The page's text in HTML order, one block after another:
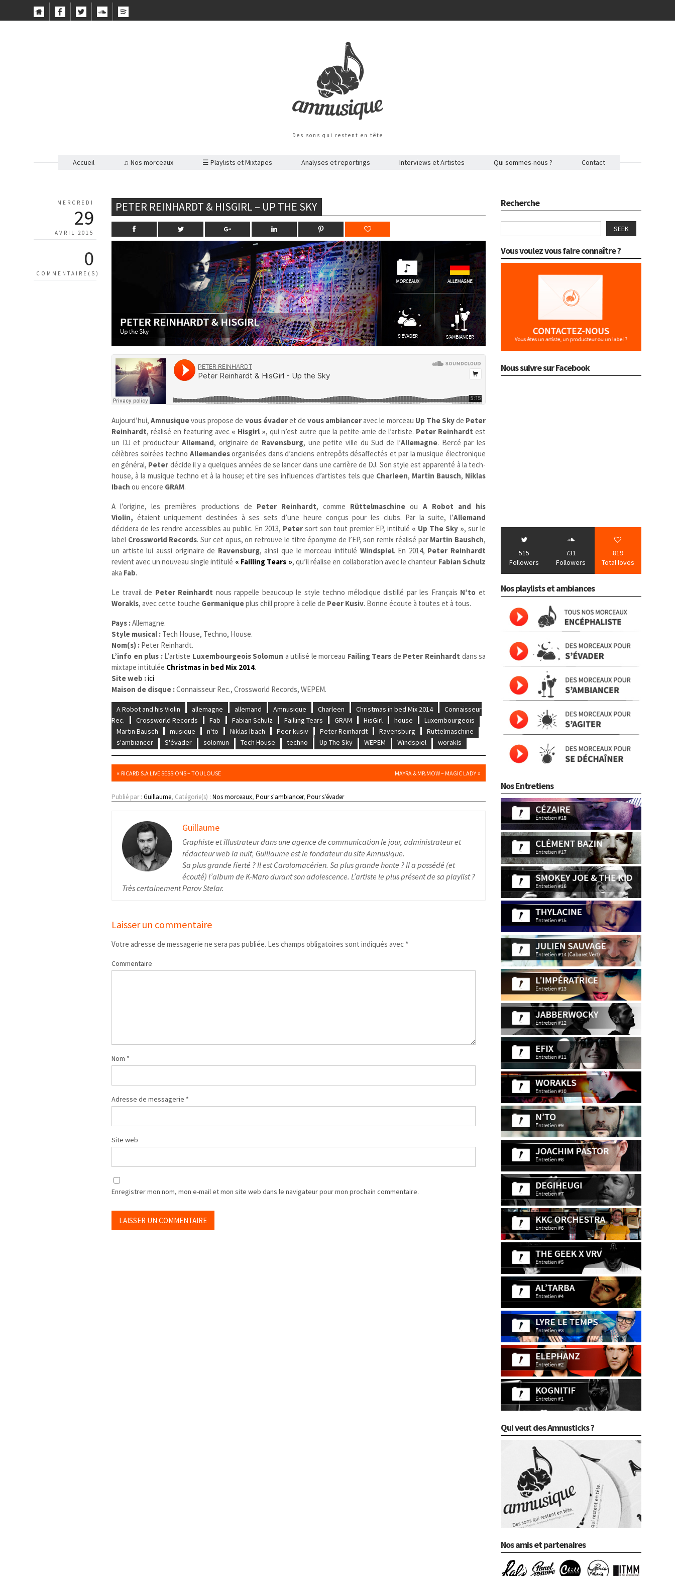
Des sons qui restent en tête
Accueil ♫ Nos morceaux ☰ Playlists et Mixtapes Analyses et reportings Interviews et Artistes Qui sommes-nous ? Contact
MERCREDI
29
AVRIL 2015
0
COMMENTAIRE(S)
PETER REINHARDT & HISGIRL – UP THE SKY
Aujourd’hui,Amnusiquevous propose de vous évaderet devous ambianceravec le morceau Up The Skyde Peter
Reinhardt, réalisé en featuring avec « Hisgirl », qui n’est autre que la petite-amie de l’artiste. Peter Reinhardt est
un DJ et producteur Allemand, originaire de Ravensburg, une petite ville du Sud de l’Allemagne. Bercé par les
célèbres soirées techno Allemandesorganisées dans d’anciens entrepôts désaffectés et par la musique électronique
en général, Peter décide il y a quelques années de se lancer dans une carrière de DJ. Son style est apparenté à la tech-
house, à la musique techno et à la house; et tire ses influences d’artistes tels que Charleen, Martin Bausch, Niklas
Ibachou encore GRAM.
A l’origine, les premières productions de Peter Reinhardt, comme Rüttelmaschineou A Robot and his
Violin, étaient uniquement destinées à ses sets d’une heure conçus pour les clubs. Par la suite, l’Allemand
décidera de les rendre accessibles au public. En 2013, Peter sort son tout premier EP, intitulé « Up The Sky », sur le
label Crossworld Records. Sur cet opus, on retrouve le titre éponyme de l’EP, son remix réalisé par Martin Baushch,
un artiste lui aussi originaire de Ravensburg, ainsi que le morceau intitulé Windspiel. En 2014, Peter Reinhardt
revient avec un nouveau single intitulé « Failling Tears », qu’il réalise en collaboration avec le chanteur Fabian Schulz
aka Fab.
Le travail de Peter Reinhardt nous rappelle beaucoup le style techno mélodique distillé par les Français N’to et
Worakls, avec cette touche Germaniqueplus chill propre à celle de Peer Kusiv. Bonne écoute à toutes et à tous.
Pays :Allemagne.
Style musical : Tech House, Techno, House.
Nom(s) : Peter Reinhardt.
L’info en plus :L’artiste LuxembourgeoisSolomun a utilisé le morceau Failing Tears de Peter Reinhardt dans sa
mixtape intitulée Christmas in bed Mix 2014.
Site web :ici
Maison de disque :Connaisseur Rec., Crossworld Records, WEPEM.
A Robot and his Violin allemagne allemand Amnusique Charleen Christmas in bed Mix 2014
Connaisseur
Rec.
Crossworld Records Fab Fabian Schulz Failling Tears GRAM HisGirl house
Luxembourgeois
Martin Bausch
musique n'to Niklas Ibach Peer kusiv Peter Reinhardt Ravensburg
Rüttelmaschine
s'ambiancer
S'évader solomun Tech House techno Up The Sky WEPEM Windspiel worakls
«RICARD S.A LIVE SESSIONS – TOULOUSE MAYRA & MR.MOW – MAGIC LADY »
Publié par :Guillaume, Catégorie(s) :Nos morceaux,Pour s'ambiancer,Pour s'évader
Guillaume
Graphiste et illustrateur dans une agence de communication le jour, administrateur et
rédacteur web la nuit, Guillaume est le fondateur du site Amnusique.
Sa plus grande fierté ? Il est Carolomacérien. Sa plus grande honte ? Il a possédé (et
écouté) l’album de K-Maro durant son adolescence. L’artiste le plus présent de sa playlist ?
Très certainement Parov Stelar.
Laisser un commentaire
Votre adresse de messagerie ne sera pas publiée. Les champs obligatoires sont indiqués avec *
Commentaire
Nom *
Adresse de messagerie *
Site web
Enregistrer mon nom, mon e-mail et mon site web dans le navigateur pour mon prochain commentaire.
Recherche
SEEK
Vous voulez vous faire connaître ?
Nous suivre sur Facebook
515
Followers
731
Followers
819
Total loves
Nos playlists et ambiances
Nos Entretiens
Qui veut des Amnusticks ?
Nos amis et partenaires